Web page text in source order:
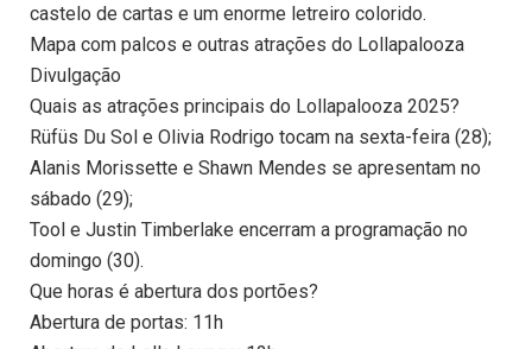
castelo de cartas e um enorme letreiro colorido.
Mapa com palcos e outras atrações do Lollapalooza
Divulgação
Quais as atrações principais do Lollapalooza 2025?
Rüfüs Du Sol e Olivia Rodrigo tocam na sexta-feira (28);
Alanis Morissette e Shawn Mendes se apresentam no
sábado (29);
Tool e Justin Timberlake encerram a programação no
domingo (30).
Que horas é abertura dos portões?
Abertura de portas: 11h